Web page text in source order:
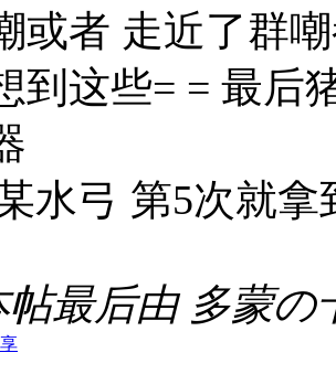
或者 走近了群
到这些= = 最后
水弓 第5次就拿
帖最后由 多蒙の